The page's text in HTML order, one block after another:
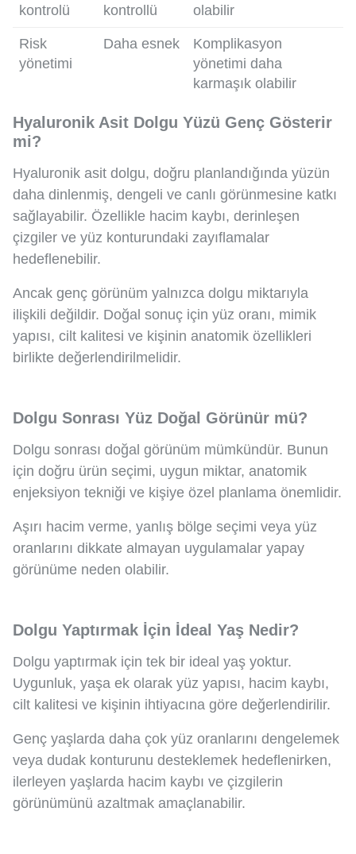
kontrolü kontrollü olabilir
Risk
yönetimi
Daha esnek
Komplikasyon
yönetimi daha
karmaşık olabilir
Hyaluronik Asit Dolgu Yüzü Genç Gösterir
mi?
Hyaluronik asit dolgu, doğru planlandığında yüzün
daha dinlenmiş, dengeli ve canlı görünmesine katkı
sağlayabilir. Özellikle hacim kaybı, derinleşen
çizgiler ve yüz konturundaki zayıflamalar
hedeflenebilir.
Ancak genç görünüm yalnızca dolgu miktarıyla
ilişkili değildir. Doğal sonuç için yüz oranı, mimik
yapısı, cilt kalitesi ve kişinin anatomik özellikleri
birlikte değerlendirilmelidir.
Dolgu Sonrası Yüz Doğal Görünür mü?
Dolgu sonrası doğal görünüm mümkündür. Bunun
için doğru ürün seçimi, uygun miktar, anatomik
enjeksiyon tekniği ve kişiye özel planlama önemlidir.
Aşırı hacim verme, yanlış bölge seçimi veya yüz
oranlarını dikkate almayan uygulamalar yapay
görünüme neden olabilir.
Dolgu Yaptırmak İçin İdeal Yaş Nedir?
Dolgu yaptırmak için tek bir ideal yaş yoktur.
Uygunluk, yaşa ek olarak yüz yapısı, hacim kaybı,
cilt kalitesi ve kişinin ihtiyacına göre değerlendirilir.
Genç yaşlarda daha çok yüz oranlarını dengelemek
veya dudak konturunu desteklemek hedeflenirken,
ilerleyen yaşlarda hacim kaybı ve çizgilerin
görünümünü azaltmak amaçlanabilir.